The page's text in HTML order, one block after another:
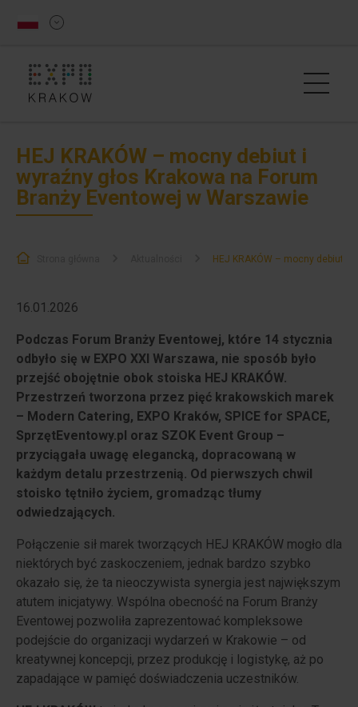
HEJ KRAKÓW – mocny debiut i
HEJ KRAKÓW – mocny debiut i
wyraźny głos Krakowa na Forum
Branży Eventowej w Warszawie
16.01.2026
Podczas Forum Branży Eventowej, które 14 stycznia
odbyło się w EXPO XXI Warszawa, nie sposób było
przejść obojętnie obok stoiska HEJ KRAKÓW.
Przestrzeń tworzona przez pięć krakowskich marek
– Modern Catering, EXPO Kraków, SPICE for SPACE,
SprzętEventowy.pl oraz SZOK Event Group –
przyciągała uwagę elegancką, dopracowaną w
każdym detalu przestrzenią. Od pierwszych chwil
stoisko tętniło życiem, gromadząc tłumy
odwiedzających.
Połączenie sił marek tworzących HEJ KRAKÓW mogło dla
niektórych być zaskoczeniem, jednak bardzo szybko
okazało się, że ta nieoczywista synergia jest największym
atutem inicjatywy. Wspólna obecność na Forum Branży
Eventowej pozwoliła zaprezentować kompleksowe
podejście do organizacji wydarzeń w Krakowie – od
kreatywnej koncepcji, przez produkcję i logistykę, aż po
zapadające w pamięć doświadczenia uczestników.